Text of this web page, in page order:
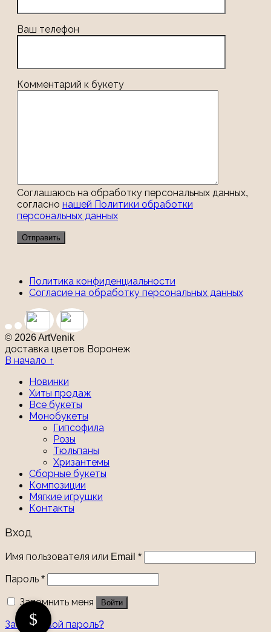
Ваш телефон
Комментарий к букету
Соглашаюсь на обработку персональных данных,
согласно нашей Политики обработки
персональных данных
Политика конфиденциальности
Согласие на обработку персональных данных
© 2026 ArtVenik
доставка цветов Воронеж
В начало ↑
Новинки
Хиты продаж
Все букеты
Монобукеты
Гипсофила
Розы
Тюльпаны
Хризантемы
Сборные букеты
Композиции
Мягкие игрушки
Контакты
Вход
Имя пользователя или Email *
Пароль *
Запомнить меня Войти
Забыли свой пароль?